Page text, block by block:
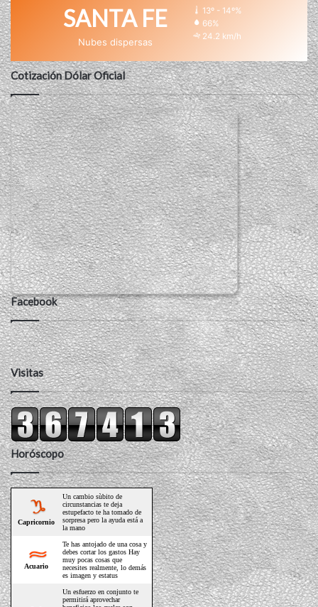
SANTA FE
Nubes dispersas
13º - 14º%
66%
24.2 km/h
Cotización Dólar Oficial
Facebook
Visitas
Horóscopo